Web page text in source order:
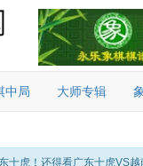
中局 大师专辑
十虎！还得看广东十虎VS越